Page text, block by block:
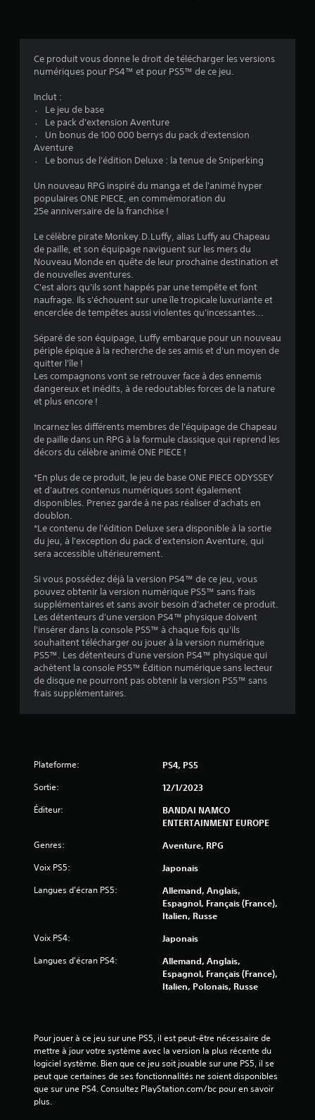
s
2
3
é
t
o
i
l
e
s
s
u
r
5
(
4
2
a
v
Ce produit vous donne le droit de télécharger les versions
numériques pour PS4™ et pour PS5™ de ce jeu.
Inclut :
〮 Le jeu de base
〮 Le pack d'extension Aventure
〮 Un bonus de 100 000 berrys du pack d'extension
Aventure
〮 Le bonus de l'édition Deluxe : la tenue de Sniperking
Un nouveau RPG inspiré du manga et de l'animé hyper
populaires ONE PIECE, en commémoration du
25e anniversaire de la franchise !
Le célèbre pirate Monkey.D.Luffy, alias Luffy au Chapeau
de paille, et son équipage naviguent sur les mers du
Nouveau Monde en quête de leur prochaine destination et
de nouvelles aventures.
C'est alors qu'ils sont happés par une tempête et font
naufrage. Ils s'échouent sur une île tropicale luxuriante et
encerclée de tempêtes aussi violentes qu'incessantes...
Séparé de son équipage, Luffy embarque pour un nouveau
périple épique à la recherche de ses amis et d'un moyen de
quitter l'île !
Les compagnons vont se retrouver face à des ennemis
dangereux et inédits, à de redoutables forces de la nature
et plus encore !
Incarnez les différents membres de l'équipage de Chapeau
de paille dans un RPG à la formule classique qui reprend les
décors du célèbre animé ONE PIECE !
*En plus de ce produit, le jeu de base ONE PIECE ODYSSEY
et d'autres contenus numériques sont également
disponibles. Prenez garde à ne pas réaliser d'achats en
doublon.
*Le contenu de l'édition Deluxe sera disponible à la sortie
du jeu, à l'exception du pack d'extension Aventure, qui
sera accessible ultérieurement.
Si vous possédez déjà la version PS4™ de ce jeu, vous
pouvez obtenir la version numérique PS5™ sans frais
supplémentaires et sans avoir besoin d'acheter ce produit.
Les détenteurs d'une version PS4™ physique doivent
l'insérer dans la console PS5™ à chaque fois qu'ils
souhaitent télécharger ou jouer à la version numérique
PS5™. Les détenteurs d'une version PS4™ physique qui
achètent la console PS5™ Édition numérique sans lecteur
de disque ne pourront pas obtenir la version PS5™ sans
frais supplémentaires.
Plateforme: PS4, PS5
Sortie: 12/1/2023
Éditeur:
BANDAI NAMCO
ENTERTAINMENT EUROPE
Genres: Aventure, RPG
Voix PS5: Japonais
Langues d'écran PS5:
Allemand, Anglais,
Espagnol, Français (France),
Italien, Russe
Voix PS4: Japonais
Langues d'écran PS4:
Allemand, Anglais,
Espagnol, Français (France),
Italien, Polonais, Russe
Pour jouer à ce jeu sur une PS5, il est peut-être nécessaire de
mettre à jour votre système avec la version la plus récente du
logiciel système. Bien que ce jeu soit jouable sur une PS5, il se
peut que certaines de ses fonctionnalités ne soient disponibles
que sur une PS4. Consultez PlayStation.com/bc pour en savoir
plus.